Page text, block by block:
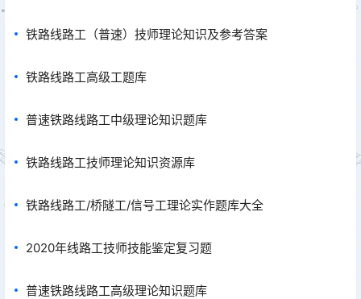
铁路线路工（普速）技师理论知识及参考答案
铁路线路工高级工题库
普速铁路线路工中级理论知识题库
铁路线路工技师理论知识资源库
铁路线路工/桥隧工/信号工理论实作题库大全
2020年线路工技师技能鉴定复习题
普速铁路线路工高级理论知识题库